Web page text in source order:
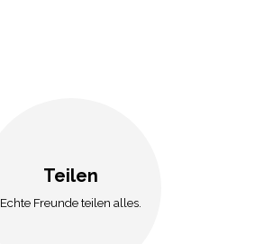
Teilen
Echte Freunde teilen alles.